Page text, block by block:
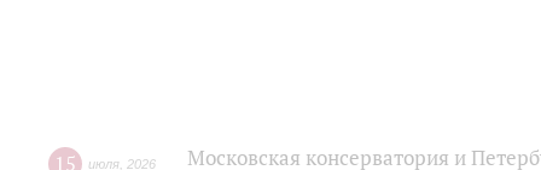
15 июля 2026
Московская консерватория и